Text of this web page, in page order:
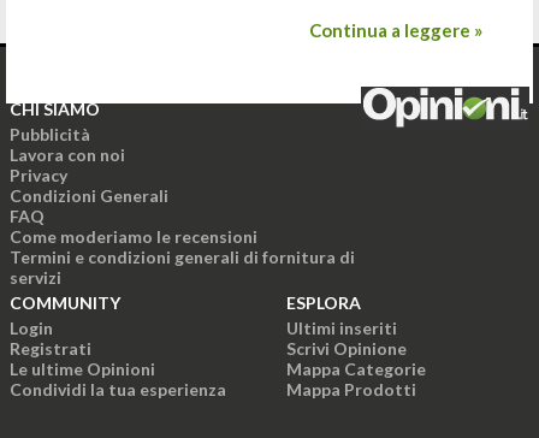
Continua a leggere »
CHI SIAMO
Pubblicità
Lavora con noi
Privacy
Condizioni Generali
FAQ
Come moderiamo le recensioni
Termini e condizioni generali di fornitura di
servizi
COMMUNITY
Login
Registrati
Le ultime Opinioni
Condividi la tua esperienza
ESPLORA
Ultimi inseriti
Scrivi Opinione
Mappa Categorie
Mappa Prodotti